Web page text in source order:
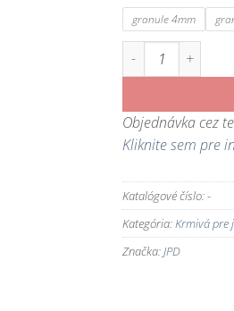
granule 4mm
množstvo
Objednávka cez
Kliknite sem pre
Katalógové číslo:-
Kategória:Krmivá pre
Značka:JPD